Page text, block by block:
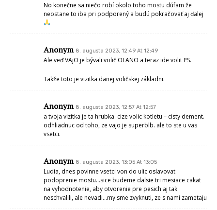
No konečne sa niečo robí okolo toho mostu dúfam že
neostane to iba pri podporený a budú pokračovať aj ďalej
Anonym 8. augusta 2023, 12:49 At 12:49
Ale veď VAjO je bývali volič OLANO a teraz ide volit PS.
Takže toto je vizitka danej voličskej základni.
Anonym 8. augusta 2023, 12:57 At 12:57
a tvoja vizitka je ta hrubka. cize volic kotletu – cisty dement.
odhliadnuc od toho, ze vajo je superblb. ale to ste u vas
vsetci.
Anonym 8. augusta 2023, 13:05 At 13:05
Ludia, dnes povinne vsetci von do ulic oslavovat
podoprenie mostu…sice budeme dalsie tri mesiace cakat
na vyhodnotenie, aby otvorenie pre pesich aj tak
neschvalili, ale nevadi…my sme zvyknuti, ze s nami zametaju